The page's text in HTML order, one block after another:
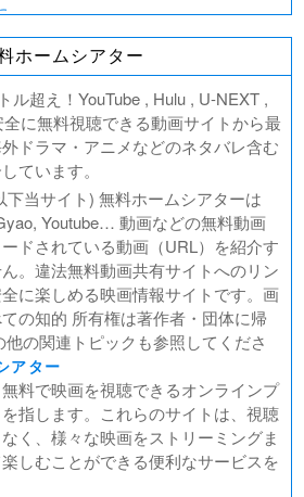
ルジュさん
じゃく
ー02 THE BEGINNING
シュラ
るとかは、どーでもよくて～
LIVE FILM 言霊の幸わう夏
2023
り愛をこめて～
ホームシアター
ル超え！YouTube , Hulu , U-NEXT ,
に無料視聴できる動画サイトから最
ドラマ・アニメなどのネタバレ含む
ています。
当サイト) 無料ホームシアターは
Youtube… 動画などの無料動画
ドされている動画（URL）を紹介す
。違法無料動画共有サイトへのリン
に楽しめる映画情報サイトです。画
の知的 所有権は著作者・団体に帰
の関連トピックも参照してくださ
アター
料で映画を視聴できるオンラインプ
指します。これらのサイトは、視聴
く、様々な映画をストリーミングま
しむことができる便利なサービスを